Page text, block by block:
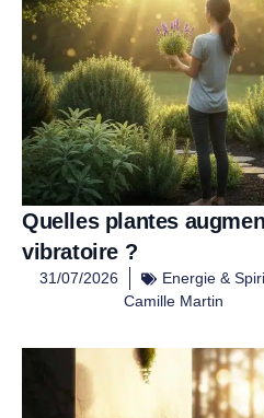
Quelles plantes
vibratoire ?
31/07/2026
Energie &
Camille Martin